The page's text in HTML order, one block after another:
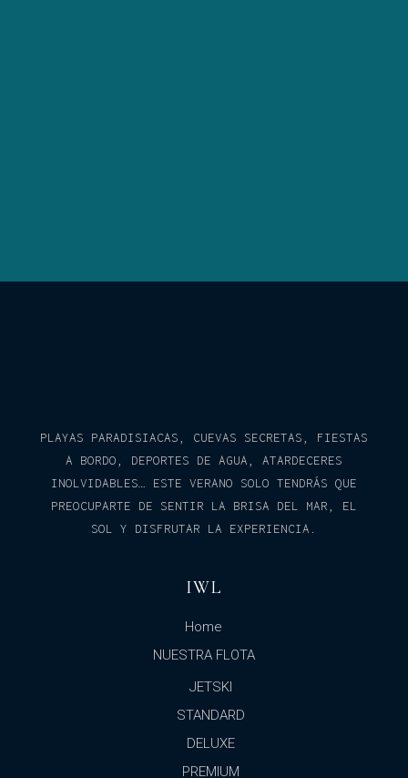
PLAYAS PARADISIACAS, CUEVAS SECRETAS, FIESTAS
A BORDO, DEPORTES DE AGUA, ATARDECERES
INOLVIDABLES… ESTE VERANO SOLO TENDRÁS QUE
PREOCUPARTE DE SENTIR LA BRISA DEL MAR, EL
SOL Y DISFRUTAR LA EXPERIENCIA.
IWL
Home
NUESTRA FLOTA
JETSKI
STANDARD
DELUXE
PREMIUM